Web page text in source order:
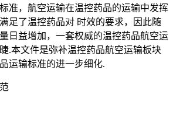
准，航空运输在温控药品的运输中发挥
足了温控药品对 时效的要求，因此随
日益增加，一套权威的温控药品航空运
.本文件是弥补温控药品航空运输板块
运输标准的进一步细化.